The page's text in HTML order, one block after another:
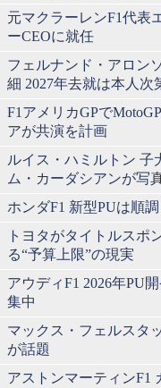
元マクラーレンF1代表
ーCEOに就任
フェルナンド・アロン
細 2027年去就は本人次
F1アメリカGPで
アが共演を計画
ルイス・ハミルトン 子
ム・カーダシアンが写
ホンダF1 新型PUは順
トヨタがタイトルスポ
る“予算上限”の現実
アウディF1 2026年PU
集中
マックス・フェルスタ
が話題
アストンマーティンF1